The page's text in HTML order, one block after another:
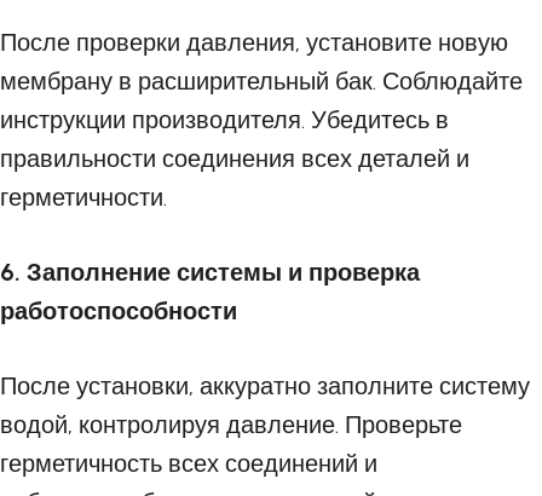
После проверки давления, установите новую
мембрану в расширительный бак. Соблюдайте
инструкции производителя. Убедитесь в
правильности соединения всех деталей и
герметичности.
6. Заполнение системы и проверка
работоспособности
После установки, аккуратно заполните систему
водой, контролируя давление. Проверьте
герметичность всех соединений и